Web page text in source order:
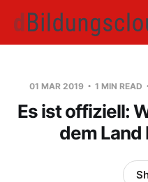
01 MAR 2019 1 MIN READ
Es ist offiziell:
dem Land